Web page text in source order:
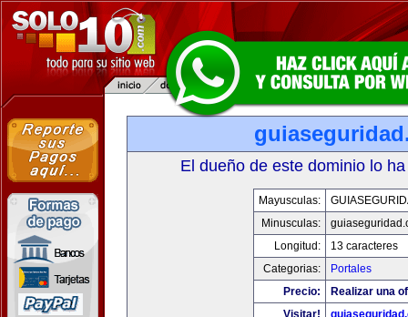
El dueño de este dominio lo
Mayusculas:
Minusculas:
Longitud:
13 caracteres
Categorias:
Portales
Precio:
Realizar una
Visitar!